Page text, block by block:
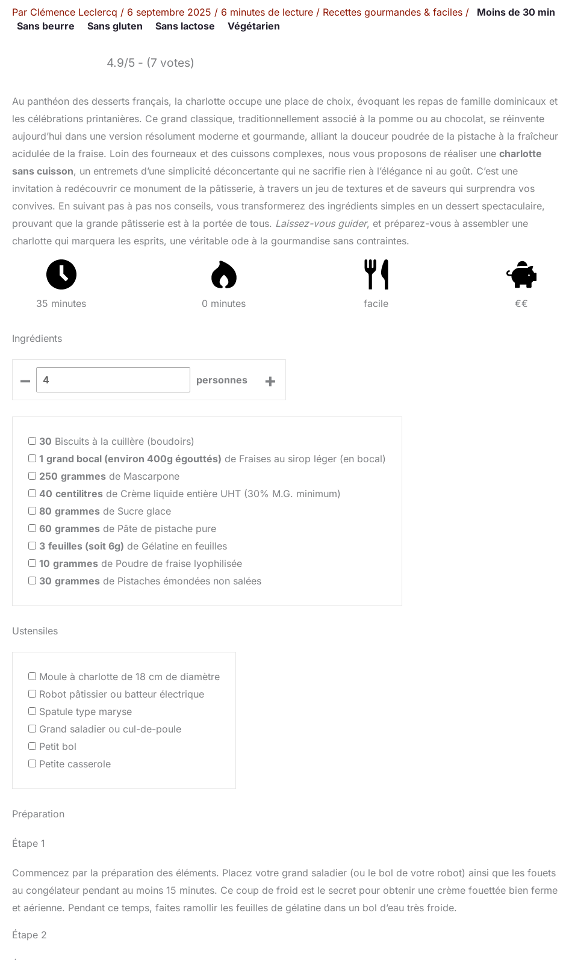
Par Clémence Leclercq / 6 septembre 2025 / 6 minutes de lecture / Recettes gourmandes & faciles /
Moins de 30 min
Sans beurre
Sans gluten Sans lactose Végétarien
4.9/5 - (7 votes)
Au panthéon des desserts français, la charlotte occupe une place de choix, évoquant les repas de famille dominicaux et
les célébrations printanières. Ce grand classique, traditionnellement associé à la pomme ou au chocolat, se réinvente
aujourd’hui dans une version résolument moderne et gourmande, alliant la douceur poudrée de la pistache à la fraîcheur
acidulée de la fraise. Loin des fourneaux et des cuissons complexes, nous vous proposons de réaliser une charlotte
sans cuisson, un entremets d’une simplicité déconcertante qui ne sacrifie rien à l’élégance ni au goût. C’est une
invitation à redécouvrir ce monument de la pâtisserie, à travers un jeu de textures et de saveurs qui surprendra vos
convives. En suivant pas à pas nos conseils, vous transformerez des ingrédients simples en un dessert spectaculaire,
prouvant que la grande pâtisserie est à la portée de tous. Laissez-vous guider, et préparez-vous à assembler une
charlotte qui marquera les esprits, une véritable ode à la gourmandise sans contraintes.
35 minutes 0 minutes facile €€
Ingrédients
– personnes +
30 Biscuits à la cuillère (boudoirs)
1 grand bocal (environ 400g égouttés) de Fraises au sirop léger (en bocal)
250 grammes de Mascarpone
40 centilitres de Crème liquide entière UHT (30% M.G. minimum)
80 grammes de Sucre glace
60 grammes de Pâte de pistache pure
3 feuilles (soit 6g) de Gélatine en feuilles
10 grammes de Poudre de fraise lyophilisée
30 grammes de Pistaches émondées non salées
Ustensiles
Moule à charlotte de 18 cm de diamètre
Robot pâtissier ou batteur électrique
Spatule type maryse
Grand saladier ou cul-de-poule
Petit bol
Petite casserole
Préparation
Étape 1
Commencez par la préparation des éléments. Placez votre grand saladier (ou le bol de votre robot) ainsi que les fouets
au congélateur pendant au moins 15 minutes. Ce coup de froid est le secret pour obtenir une crème fouettée bien ferme
et aérienne. Pendant ce temps, faites ramollir les feuilles de gélatine dans un bol d’eau très froide.
Étape 2